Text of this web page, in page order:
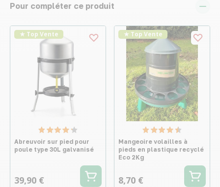
Pour compléter ce produit
★ Top Vente
Abreuvoir sur pied pour
poule type 30L galvanisé
39,90 €
★ Top Vente
Mangeoire volailles à
pieds en plastique recyclé
Eco 2Kg
8,70 €